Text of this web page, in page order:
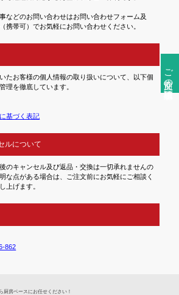
ご注文前の確認事項
などのお問い合わせはお問い合わせフォーム及
携帯可）でお気軽にお問い合わせください。
たお客様の個人情報の取り扱いについて、以下個
理を徹底しています。
基づく表記
ルについて
のキャンセル及び返品・交換は一切承れませんの
な点がある場合は、ご注文前にお気軽にご相談く
上げます。
862
厨房ベースにお任せください！